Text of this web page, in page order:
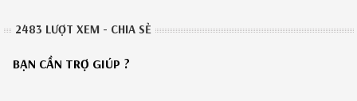
2483 LƯỢT XEM - CHIA SẺ
BẠN CẦN TRỢ GIÚP ?